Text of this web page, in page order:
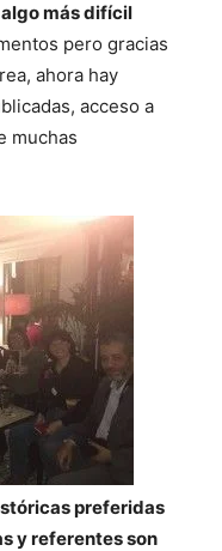
más difícil
pero gracias
ahora hay
acceso a
muchas
preferidas
y referentes son